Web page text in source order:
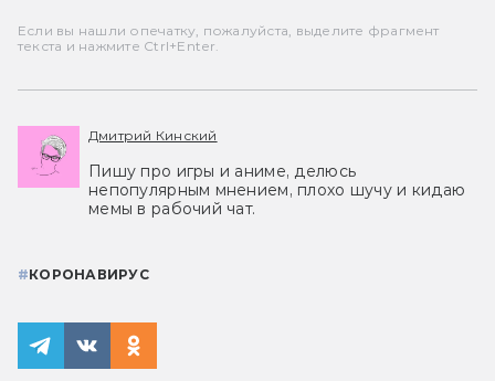
Если вы нашли опечатку, пожалуйста, выделите фрагмент
текста и нажмите Ctrl+Enter.
Дмитрий Кинский
Пишу про игры и аниме, делюсь
непопулярным мнением, плохо шучу и кидаю
мемы в рабочий чат.
#КОРОНАВИРУС